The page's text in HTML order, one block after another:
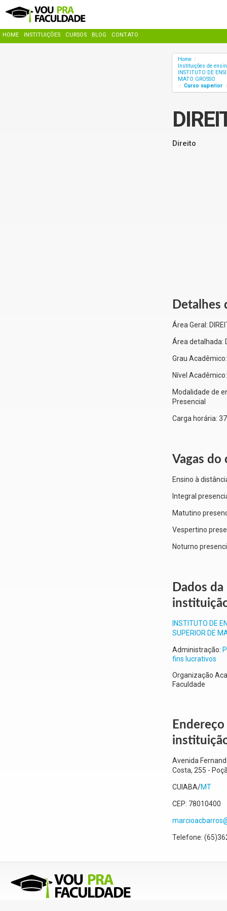
HOME INSTITUIÇÕES CURSOS BLOG CONTATO
Home /
Instituições de
INSTITUTO DE
MATO GROSSO
/ Curso superior /
Direito
Detalhes
Área Geral:
Área detalhada:
Grau
Nível
Modalidade de
Presencial
Carga horária:
Vagas do
Ensino à
Integral
Matutino
Vespertino
Noturno
Dados da
INSTITUTO DE
SUPERIOR DE
Administração:
fins lucrativos
Organização
Faculdade
Endereço
Avenida
Costa, 255 -
CUIABA/MT
CEP: 78010400
Telefone: